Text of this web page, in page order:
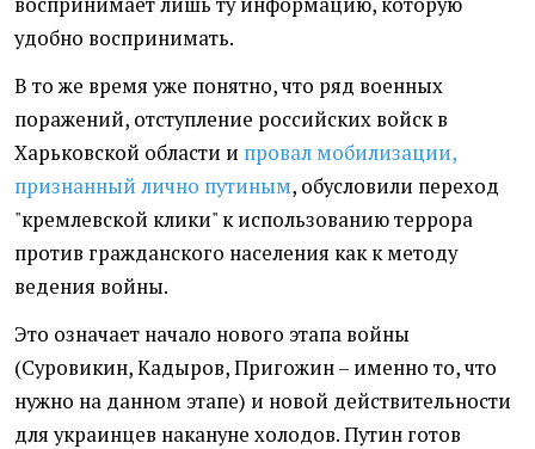
удобно воспринимать.
В то же время уже понятно, что ряд военных
поражений, отступление российских войск в
Харьковской области и провал мобилизации,
признанный лично путиным, обусловили переход
"кремлевской клики" к использованию террора
против гражданского населения как к методу
ведения войны.
Это означает начало нового этапа войны
(Суровикин, Кадыров, Пригожин – именно то, что
нужно на данном этапе) и новой действительности
для украинцев накануне холодов. Путин готов